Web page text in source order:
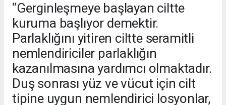
“Gerginleşmeye başlayan ciltte
kuruma başlıyor demektir.
Parlaklığını yitiren ciltte seramitli
nemlendiriciler parlaklığın
kazanılmasına yardımcı olmaktadır.
Duş sonrası yüz ve vücut için cilt
tipine uygun nemlendirici losyonlar,